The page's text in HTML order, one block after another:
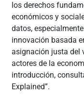
los derechos
económicos y
datos,
innovación basada
asignación justa del
actores de la
introducción,
Explained”.